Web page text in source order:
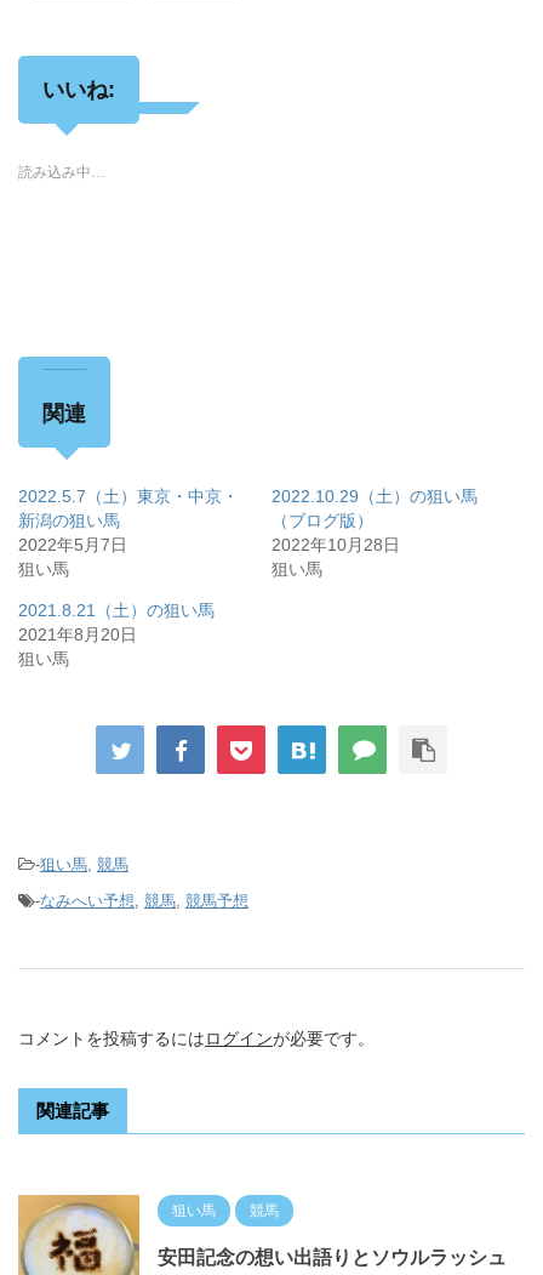
いいね:
読み込み中…
関連
2022.5.7（土）東京・中京・
新潟の狙い馬
2022年5月7日
狙い馬
2022.10.29（土）の狙い馬
（ブログ版）
2022年10月28日
狙い馬
2021.8.21（土）の狙い馬
2021年8月20日
狙い馬
-狙い馬, 競馬
-なみへい予想, 競馬, 競馬予想
コメントを投稿するにはログインが必要です。
関連記事
狙い馬 競馬
安田記念の想い出語りとソウルラッシュ